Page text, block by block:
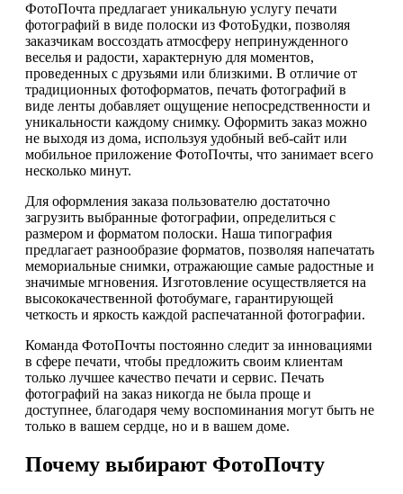
ФотоПочта предлагает уникальную услугу печати
фотографий в виде полоски из ФотоБудки, позволяя
заказчикам воссоздать атмосферу непринужденного
веселья и радости, характерную для моментов,
проведенных с друзьями или близкими. В отличие от
традиционных фотоформатов, печать фотографий в
виде ленты добавляет ощущение непосредственности и
уникальности каждому снимку. Оформить заказ можно
не выходя из дома, используя удобный веб-сайт или
мобильное приложение ФотоПочты, что занимает всего
несколько минут.
Для оформления заказа пользователю достаточно
загрузить выбранные фотографии, определиться с
размером и форматом полоски. Наша типография
предлагает разнообразие форматов, позволяя напечатать
мемориальные снимки, отражающие самые радостные и
значимые мгновения. Изготовление осуществляется на
высококачественной фотобумаге, гарантирующей
четкость и яркость каждой распечатанной фотографии.
Команда ФотоПочты постоянно следит за инновациями
в сфере печати, чтобы предложить своим клиентам
только лучшее качество печати и сервис. Печать
фотографий на заказ никогда не была проще и
доступнее, благодаря чему воспоминания могут быть не
только в вашем сердце, но и в вашем доме.
Почему выбирают ФотоПочту